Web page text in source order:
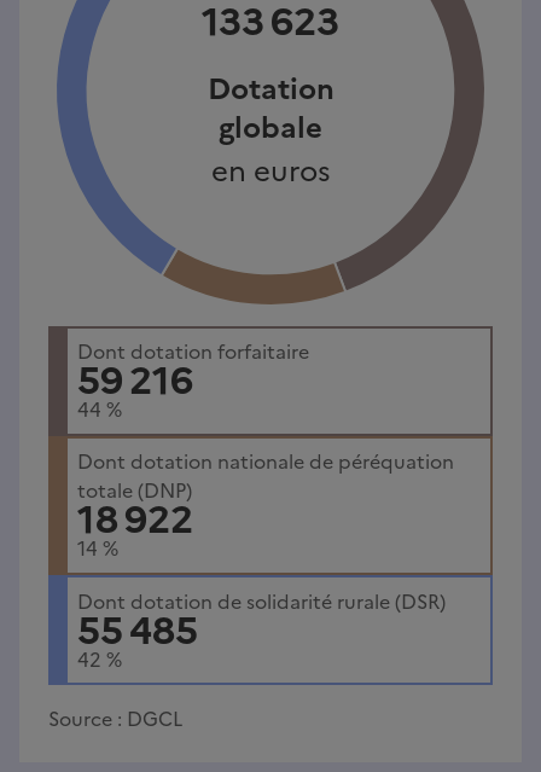
133 623
Dotation
globale
en euros
Dont dotation forfaitaire
59 216
44 %
Dont dotation nationale de péréquation
totale (DNP)
18 922
14 %
Dont dotation de solidarité rurale (DSR)
55 485
42 %
Source : DGCL